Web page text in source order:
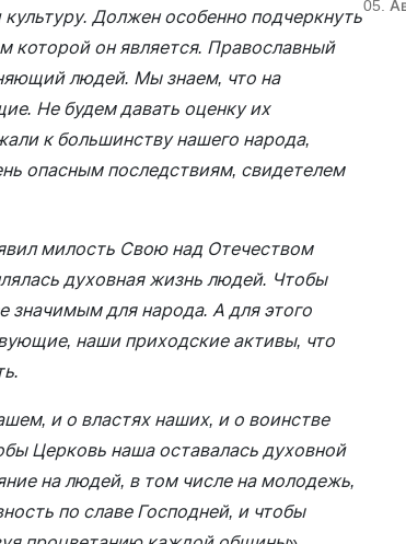
Должен особенно подчеркнуть
которой он является. Православный
людей. Мы знаем, что на
Не будем давать оценку их
к большинству нашего народа,
опасным последствиям, свидетелем
милость Свою над Отечеством
духовная жизнь людей. Чтобы
значимым для народа. А для этого
наши приходские активы, что
и о властях наших, и о воинстве
Церковь наша оставалась духовной
на людей, в том числе на молодежь,
по славе Господней, и чтобы
05.